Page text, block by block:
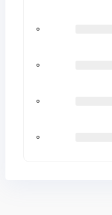
0
0
0
0